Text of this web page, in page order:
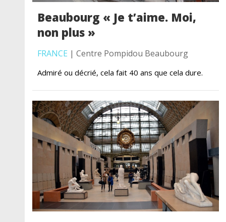
Beaubourg « Je t’aime. Moi,
non plus »
FRANCE | Centre Pompidou Beaubourg
Admiré ou décrié, cela fait 40 ans que cela dure.